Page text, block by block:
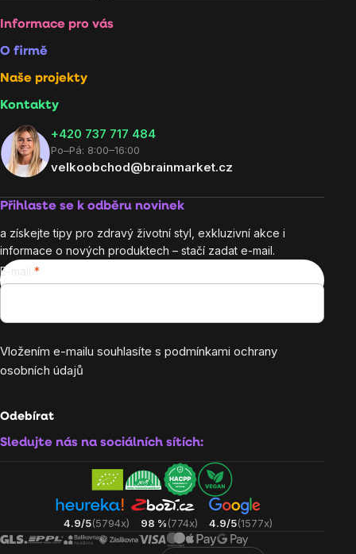
Informace pro vás
O firmě
Naše projekty
Kontakty
+420 737 717 484
Po–Pá: 8:00–16:00
velkoobchod@brainmarket.cz
Přihlaste se k odběru novinek
a získejte tipy pro zdravý životní styl, exkluzivní akce i
informace o nových produktech – stačí zadat e-mail.
E-mail
Vložením e-mailu souhlasíte s podmínkami ochrany
osobních údajů
Odebírat
Sledujte nás na sociálních sítích:
4.9/5(5794x) 98 %(774x) 4.9/5(1577x)